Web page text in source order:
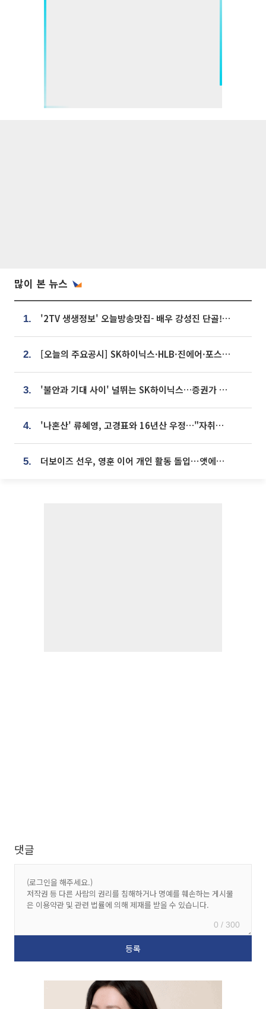
많이 본 뉴스
1. '2TV 생생정보' 오늘방송맛집- 배우 강성진 단골! 쌀국수ㆍ푸팟퐁 커리 맛집 '블○○○'
2. [오늘의 주요공시] SK하이닉스·HLB·진에어·포스코홀딩스·네이버·대우건설 등
3. '불안과 기대 사이' 널뛰는 SK하이닉스…증권가 "HBM4·LTA 기반 펀터멘털 견고"
4. '나혼산' 류혜영, 고경표와 16년산 우정…"자취방서 부모님과 마주쳐"
5. 더보이즈 선우, 영훈 이어 개인 활동 돌입⋯앳에어리어와 전속계약
댓글
0 / 300